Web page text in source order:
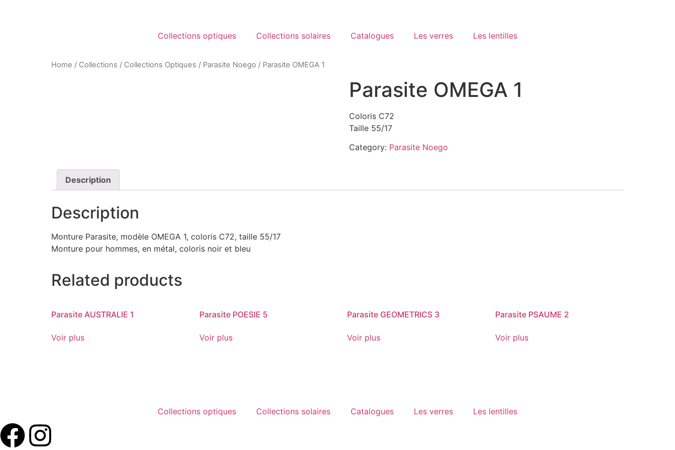
Collections optiques Collections solaires Catalogues Les verres Les lentilles
Home / Collections / Collections Optiques / Parasite Noego / Parasite OMEGA 1
Parasite OMEGA 1
Coloris C72
Taille 55/17
Category: Parasite Noego
Description
Description
Monture Parasite, modèle OMEGA 1, coloris C72, taille 55/17
Monture pour hommes, en métal, coloris noir et bleu
Related products
Parasite AUSTRALIE 1
Voir plus
Parasite POESIE 5
Voir plus
Parasite GEOMETRICS 3
Voir plus
Parasite PSAUME 2
Voir plus
Collections optiques Collections solaires Catalogues Les verres Les lentilles